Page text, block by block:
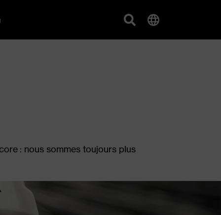
: nous sommes toujours plus